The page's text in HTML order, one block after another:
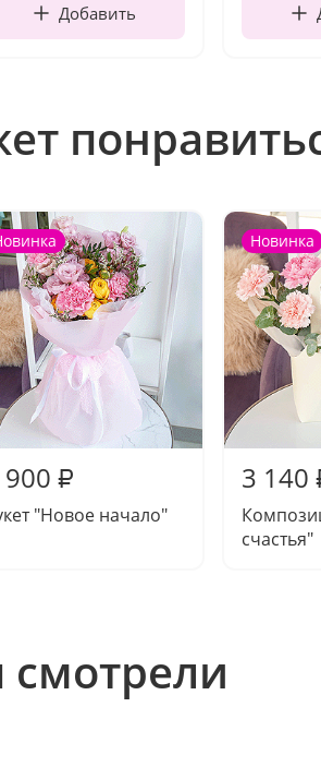
Добавить
₽
"Новое начало"
Новинка
3 140
счастья"